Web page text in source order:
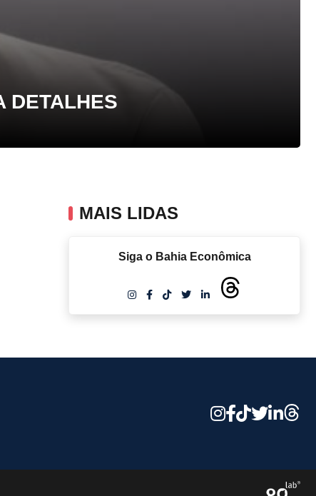
DETALHES
MAIS LIDAS
Siga o Bahia Econômica